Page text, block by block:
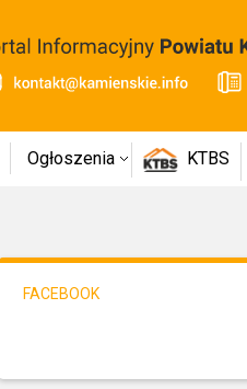
Ogłoszenia KTBS
FACEBOOK